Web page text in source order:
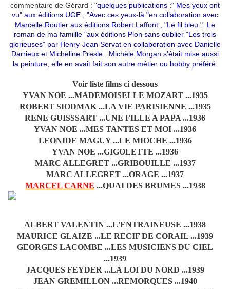
commentaire de Gérard : "quelques publications :" Mes yeux ont
vu" aux éditions UGE , "Avec ces yeux-là "en collaboration avec
Marcelle Routier aux éditions Robert Laffont , "Le fil bleu ": Le
roman de ma famiille "aux éditions Plon sans oublier "Les trois
glorieuses" par Henry-Jean Servat en collaboration avec Danielle
Darrieux et Micheline Presle . Michèle Morgan s'était mise aussi
la peinture, elle en avait fait son autre métier ou hobby préféré.
Voir liste films ci dessous
YVAN NOE ...MADEMOISELLE MOZART ...1935
ROBERT SIODMAK ...LA VIE PARISIENNE ...1935
RENE GUISSSART ...UNE FILLE A PAPA ...1936
YVAN NOE ...MES TANTES ET MOI ...1936
LEONIDE MAGUY ...LE MIOCHE ...1936
YVAN NOE ...GIGOLETTE ...1936
MARC ALLEGRET ...GRIBOUILLE ...1937
MARC ALLEGRET ...ORAGE ...1937
MARCEL CARNE ...QUAI DES BRUMES ...1938
ALBERT VALENTIN ...L'ENTRAINEUSE ...1938
MAURICE GLAIZE ...LE RECIF DE CORAIL ...1939
GEORGES LACOMBE ...LES MUSICIENS DU CIEL
...1939
JACQUES FEYDER ...LA LOI DU NORD ...1939
JEAN GREMILLON ...REMORQUES ...1940